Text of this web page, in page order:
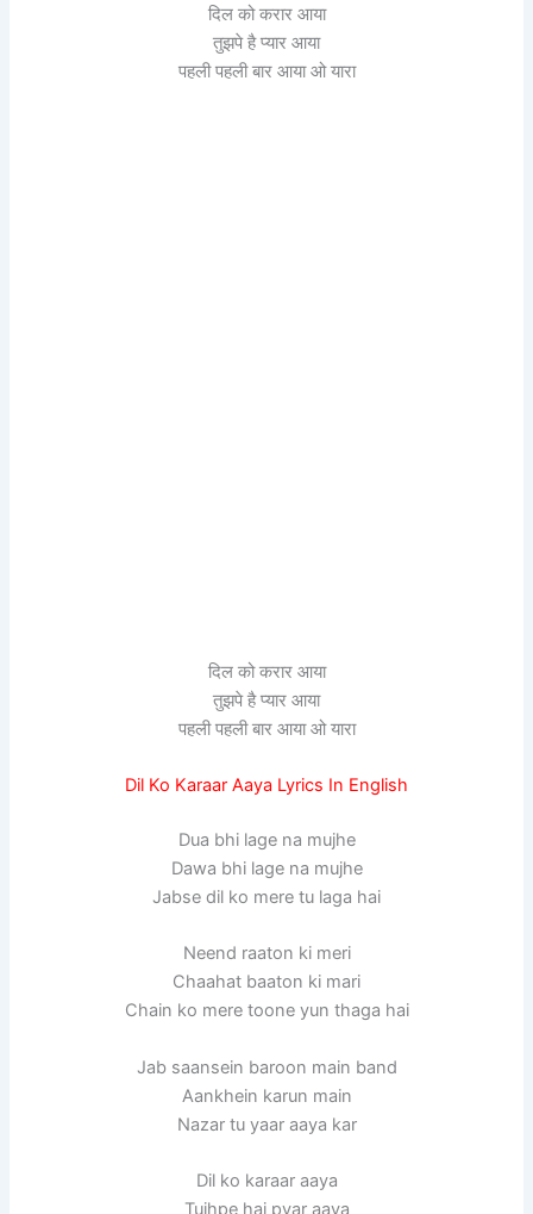
दिल को करार आया
तुझपे है प्यार आया
पहली पहली बार आया ओ यारा
दिल को करार आया
तुझपे है प्यार आया
पहली पहली बार आया ओ यारा
Dil Ko Karaar Aaya Lyrics In English
Dua bhi lage na mujhe
Dawa bhi lage na mujhe
Jabse dil ko mere tu laga hai
Neend raaton ki meri
Chaahat baaton ki mari
Chain ko mere toone yun thaga hai
Jab saansein baroon main band
Aankhein karun main
Nazar tu yaar aaya kar
Dil ko karaar aaya
Tujhpe hai pyar aaya